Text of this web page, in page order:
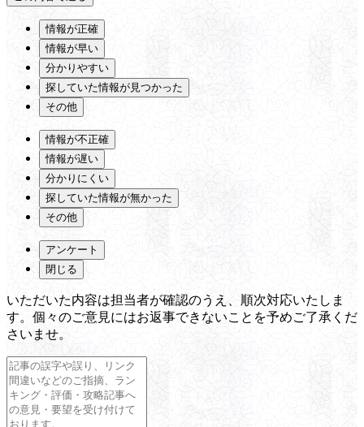
情報が正確
情報が早い
分かりやすい
探していた情報が見つかった
その他
情報が不正確
情報が遅い
分かりにくい
探していた情報が無かった
その他
アンケート
閉じる
いただいた内容は担当者が確認のうえ、順次対応いたしま
す。個々のご意見にはお返事できないことを予めご了承くだ
さいませ。